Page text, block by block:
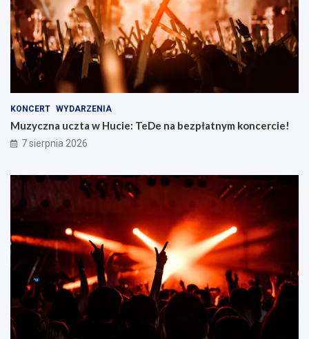
KONCERT WYDARZENIA
Muzyczna uczta w Hucie: TeDe na bezpłatnym koncercie!
7 sierpnia 2026